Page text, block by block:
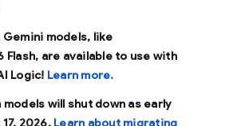
models, like
Flash, are available to use with
Logic! Learn more.
models will shut down as early
2026. Learn about migrating